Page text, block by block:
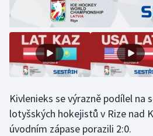
Stolní tenis
Triatlon
Veslování
Volejbal
Kivlenieks se výrazně podílel na
lotyšských hokejistů v Rize nad
úvodním zápase porazili 2:0.